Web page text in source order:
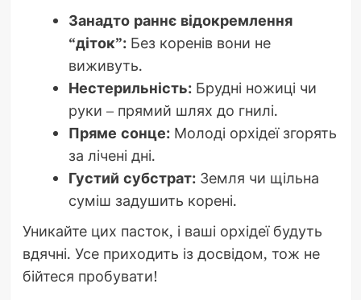
Занадто раннє відокремлення
“діток”:Без коренів вони не
виживуть.
Нестерильність:Брудні ножиці чи
руки – прямий шлях до гнилі.
Пряме сонце:Молоді орхідеї згорять
за лічені дні.
Густий субстрат:Земля чи щільна
суміш задушить корені.
Уникайте цих пасток, і ваші орхідеї будуть
вдячні. Усе приходить із досвідом, тож не
бійтеся пробувати!